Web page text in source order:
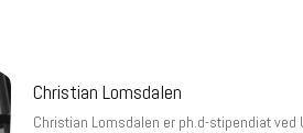
Christian Lomsdalen
Christian Lomsdalen er ph.d-stipendiat